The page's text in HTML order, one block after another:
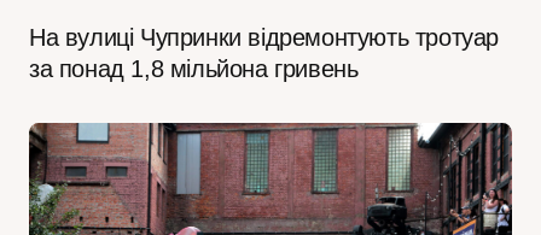
На вулиці Чупринки відремонтують тротуар
за понад 1,8 мільйона гривень